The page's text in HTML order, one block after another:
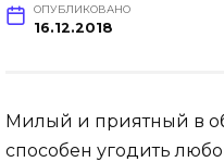
ОПУБЛИКОВАНО
16.12.2018
Милый и приятный в
способен угодить